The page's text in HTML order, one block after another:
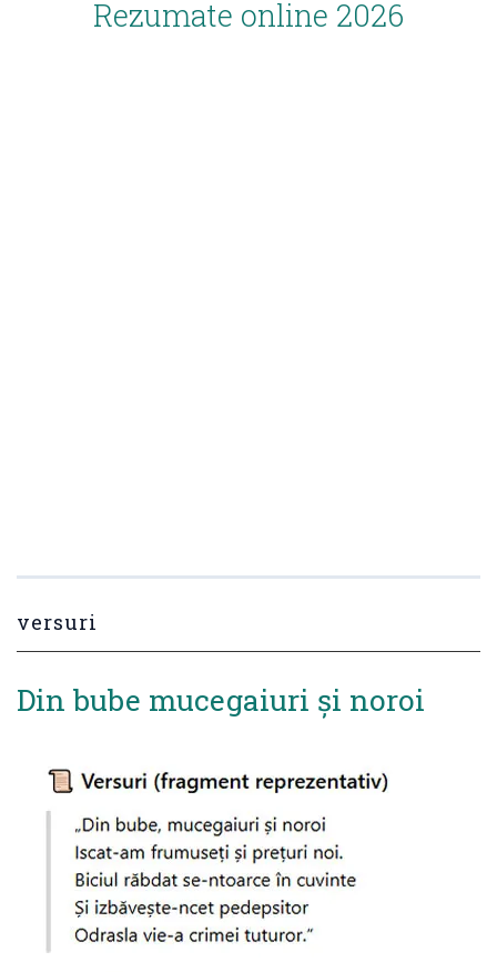
Rezumate online 2026
versuri
Din bube mucegaiuri și noroi